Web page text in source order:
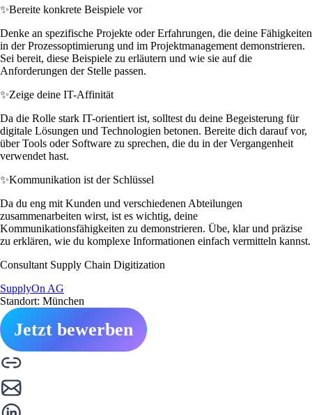
✨Bereite konkrete Beispiele vor
Denke an spezifische Projekte oder Erfahrungen, die deine Fähigkeiten
in der Prozessoptimierung und im Projektmanagement demonstrieren.
Sei bereit, diese Beispiele zu erläutern und wie sie auf die
Anforderungen der Stelle passen.
✨Zeige deine IT-Affinität
Da die Rolle stark IT-orientiert ist, solltest du deine Begeisterung für
digitale Lösungen und Technologien betonen. Bereite dich darauf vor,
über Tools oder Software zu sprechen, die du in der Vergangenheit
verwendet hast.
✨Kommunikation ist der Schlüssel
Da du eng mit Kunden und verschiedenen Abteilungen
zusammenarbeiten wirst, ist es wichtig, deine
Kommunikationsfähigkeiten zu demonstrieren. Übe, klar und präzise
zu erklären, wie du komplexe Informationen einfach vermitteln kannst.
Consultant Supply Chain Digitization
SupplyOn AG
Standort: München
Jetzt bewerben